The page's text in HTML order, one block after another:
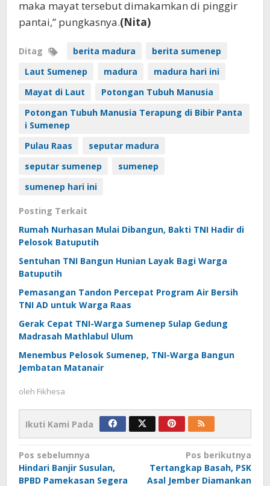
maka mayat tersebut dimakamkan di pinggir
pantai,” pungkasnya.(Nita)
Ditag berita madura
berita sumenep
Laut Sumenep
madura
madura hari ini
Mayat di Laut
Potongan Tubuh Manusia
Potongan Tubuh Manusia Terapung di Bibir Panta
i Sumenep
Pulau Raas
seputar madura
seputar sumenep
sumenep
sumenep hari ini
Posting Terkait
Rumah Nurhasan Mulai Dibangun, Bakti TNI Hadir di
Pelosok Batuputih
Sentuhan TNI Bangun Hunian Layak Bagi Warga
Batuputih
Pemasangan Tandon Percepat Program Air Bersih
TNI AD untuk Warga Raas
Gerak Cepat TNI-Warga Sumenep Sulap Gedung
Madrasah Mathlabul Ulum
Menembus Pelosok Sumenep, TNI-Warga Bangun
Jembatan Matanair
oleh Fikhesa
Ikuti Kami Pada
Navigasi
pos
Pos sebelumnya
Hindari Banjir Susulan,
BPBD Pamekasan Segera
Pos berikutnya
Tertangkap Basah, PSK
Asal Jember Diamankan